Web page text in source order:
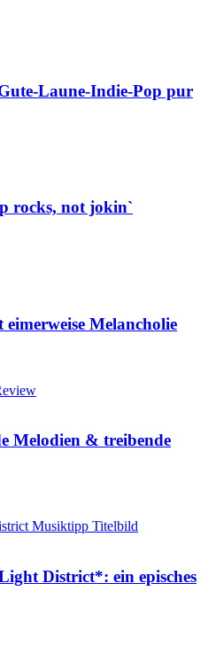
Laune-Indie-Pop pur
rocks, not jokin`
Melancholie
Melodien & treibende
District*: ein episches